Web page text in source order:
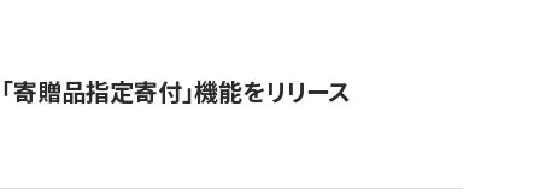
贈品指定寄付」機能をリリース